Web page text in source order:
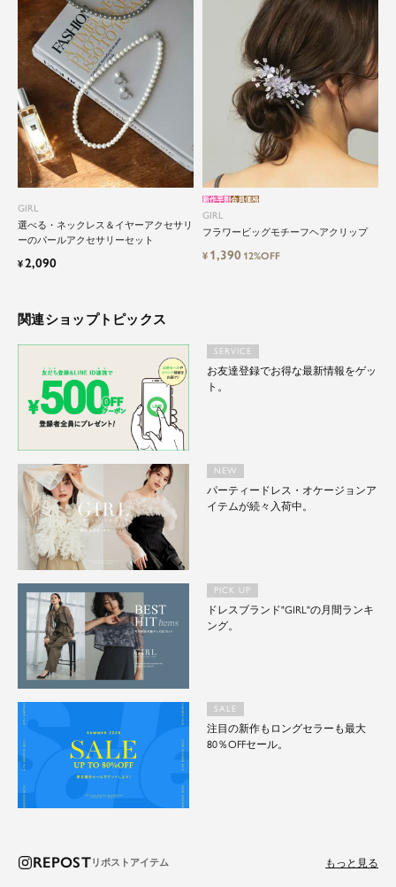
GIRL
選べる・ネックレス＆イヤーアクセサリ
ーのパールアクセサリーセット
¥2,090
GIRL
フラワービッグモチーフヘアクリップ
新作早割会員価格
¥ 1,390 12%OFF
関連ショップトピックス
SERVICE
お友達登録でお得な最新情報をゲッ
ト。
NEW
パーティードレス・オケージョンア
イテムが続々入荷中。
PICK UP
ドレスブランド"GIRL"の月間ランキ
ング。
SALE
注目の新作もロングセラーも最大
80％OFFセール。
REPOST もっと見る